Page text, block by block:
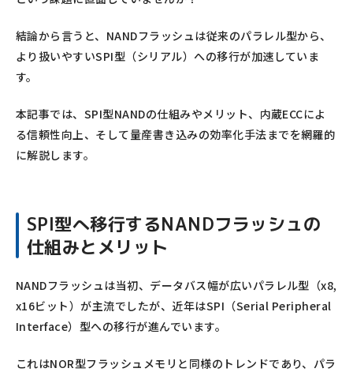
結論から言うと、NANDフラッシュは従来のパラレル型から、
より扱いやすいSPI型（シリアル）への移行が加速していま
す。
本記事では、SPI型NANDの仕組みやメリット、内蔵ECCによ
る信頼性向上、そして量産書き込みの効率化手法までを網羅的
に解説します。
SPI型へ移行するNANDフラッシュの
仕組みとメリット
NANDフラッシュは当初、データバス幅が広いパラレル型（x8,
x16ビット）が主流でしたが、近年はSPI（Serial Peripheral
Interface）型への移行が進んでいます。
これはNOR型フラッシュメモリと同様のトレンドであり、パラ